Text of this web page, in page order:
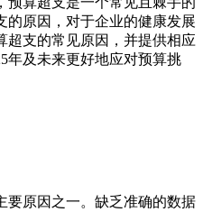
的原因，对于企业的健康发展
超支的常见原因，并提供相应
年及未来更好地应对预算挑
要原因之一。缺乏准确的数据